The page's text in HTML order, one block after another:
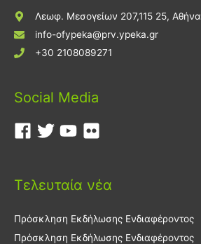
Λεωφ. Μεσογείων 207,115 25, Αθήνα
info-ofypeka@prv.ypeka.gr
+30 2108089271
Social Media
Τελευταία νέα
Πρόσκληση Εκδήλωσης Ενδιαφέροντος
Πρόσκληση Εκδήλωσης Ενδιαφέροντος